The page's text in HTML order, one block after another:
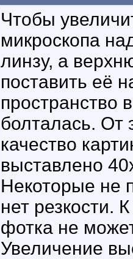
Чтобы
микроскопа
линзу, а
поставить её
пространство
болталась. От
качество
выставлено
Некоторые не
нет резкости.
фотка не
Увеличение